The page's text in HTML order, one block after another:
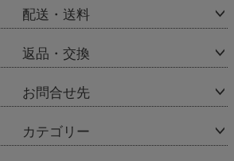
配送・送料
返品・交換
お問合せ先
カテゴリー